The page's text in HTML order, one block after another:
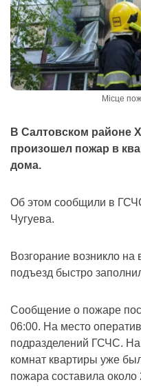
Місце
В Салтовском районе
произошел пожар в
дома.
Об этом сообщили в
Чугуева.
Возгорание возникло на
подъезд быстро
Сообщение о пожаре
06:00. На место
подразделений ГСЧС.
комнат квартиры уже
пожара составила